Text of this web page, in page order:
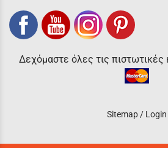
Δεχόμαστε όλες τις πιστωτικές
Sitemap/ Login